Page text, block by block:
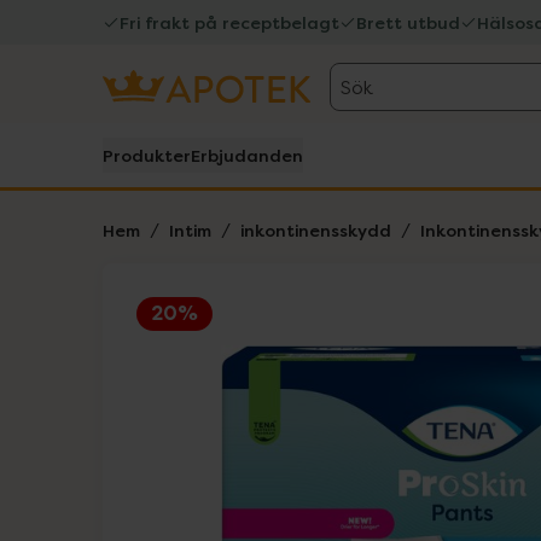
Fri frakt på receptbelagt Brett utbud
Sök
ProdukterErbjudanden
Hem Intim inkontinensskydd
20%
Hoppa över Lista